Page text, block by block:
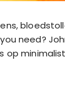
need?
op